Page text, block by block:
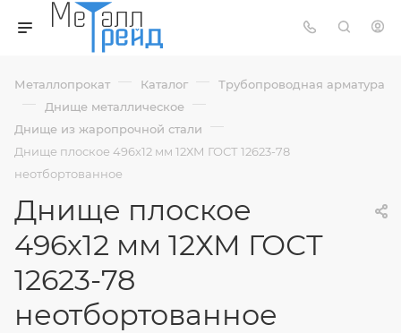
Металлопрокат — Каталог — Трубопроводная арматура
— Днище металлическое —
Днище из жаропрочной стали —
Днище плоское 496х12 мм 12ХМ ГОСТ 12623-78
неотбортованное
Днище плоское
496х12 мм 12ХМ ГОСТ
12623-78
неотбортованное